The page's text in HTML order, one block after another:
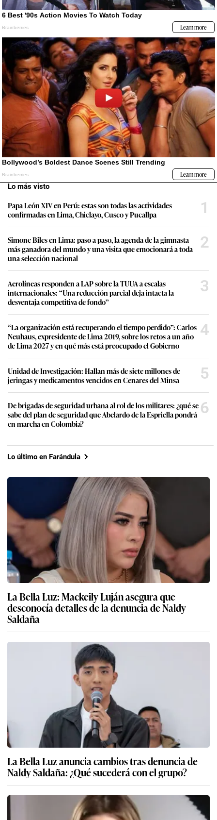
Lo más visto
Papa León XIV en Perú: estas son todas las actividades
confirmadas en Lima, Chiclayo, Cusco y Pucallpa
1
Simone Biles en Lima: paso a paso, la agenda de la gimnasta
más ganadora del mundo y una visita que emocionará a toda
una selección nacional
2
Aerolíneas responden a LAP sobre la TUUA a escalas
internacionales: “Una reducción parcial deja intacta la
desventaja competitiva de fondo”
3
“La organización está recuperando el tiempo perdido”: Carlos
Neuhaus, expresidente de Lima 2019, sobre los retos a un año
de Lima 2027 y en qué más está preocupado el Gobierno
4
Unidad de Investigación: Hallan más de siete millones de
jeringas y medicamentos vencidos en Cenares del Minsa
5
De brigadas de seguridad urbana al rol de los militares: ¿qué se
sabe del plan de seguridad que Abelardo de la Espriella pondrá
en marcha en Colombia?
6
Lo último en Farándula
La Bella Luz: Mackeily Luján asegura que
desconocía detalles de la denuncia de Naldy
Saldaña
La Bella Luz anuncia cambios tras denuncia de
Naldy Saldaña: ¿Qué sucederá con el grupo?